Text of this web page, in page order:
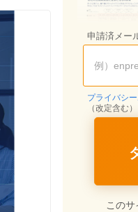
申請済メー
プライバシ
（改定含む
この